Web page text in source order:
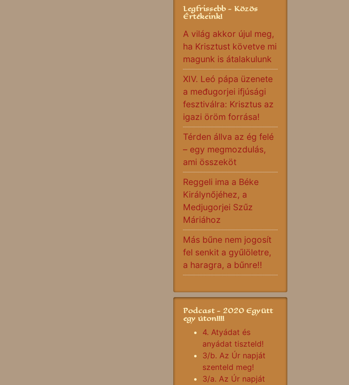
Legfrissebb - Közös
Értékeink!
A világ akkor újul meg,
ha Krisztust követve mi
magunk is átalakulunk
XIV. Leó pápa üzenete
a međugorjei ifjúsági
fesztiválra: Krisztus az
igazi öröm forrása!
Térden állva az ég felé
– egy megmozdulás,
ami összeköt
Reggeli ima a Béke
Királynőjéhez, a
Medjugorjei Szűz
Máriához
Más bűne nem jogosít
fel senkit a gyűlöletre,
a haragra, a bűnre!!
Podcast - 2020 Együtt
egy úton!!!!
4. Atyádat és
anyádat tiszteld!
3/b. Az Úr napját
szenteld meg!
3/a. Az Úr napját